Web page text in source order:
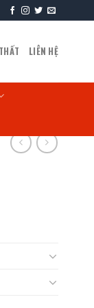
LIÊN HỆ